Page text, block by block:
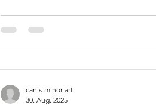
Rachemission quer durch Mexiko zu
Gezwungenermaßen arbeiten sie
canis-minor-art
30. Aug. 2025